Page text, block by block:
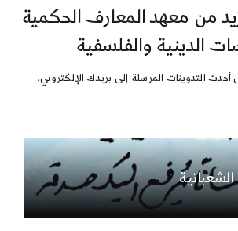
من معهد المعارف الحكمية
الدينية والفلسفية
التدوينات المرسلة إلى بريدك الإلكتروني.